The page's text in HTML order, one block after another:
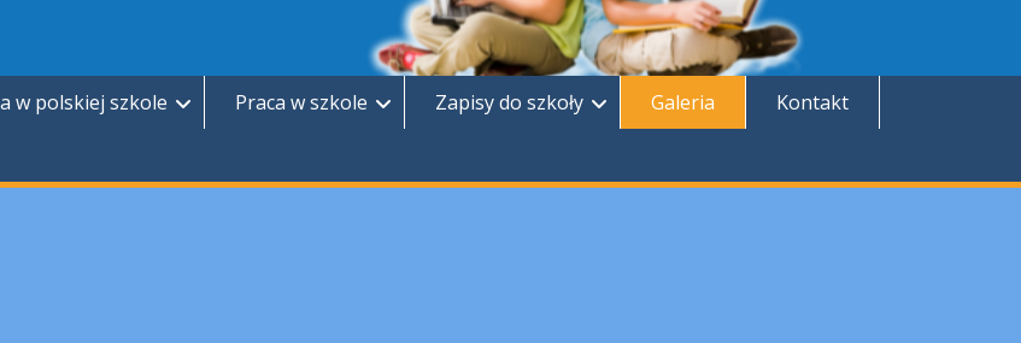
w polskiej szkole Praca w szkole Zapisy do szkoły Galeria
Kontakt